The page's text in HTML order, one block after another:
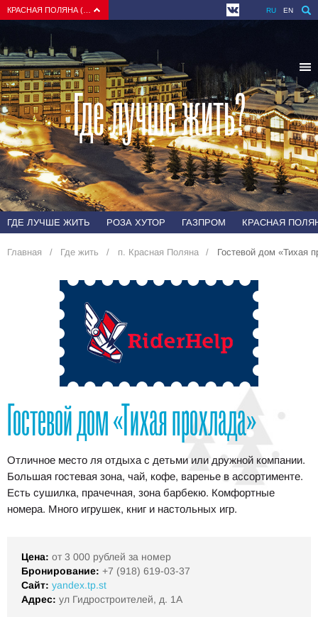
RU EN
Где лучше жить?
ГДЕ ЛУЧШЕ ЖИТЬ РОЗА ХУТОР ГАЗПРОМ КРАСНАЯ
Главная Где жить п. Красная Поляна Гостевой дом «Тихая
Гостевой дом «Тихая прохлада»
Отличное место ля отдыха с детьми или дружной компании.
Большая гостевая зона, чай, кофе, варенье в ассортименте.
Есть сушилка, прачечная, зона барбекю. Комфортные
номера. Много игрушек, книг и настольных игр.
Цена: от 3 000 рублей за номер
Бронирование: +7 (918) 619-03-37
Сайт: yandex.tp.st
Адрес: ул Гидростроителей, д. 1А